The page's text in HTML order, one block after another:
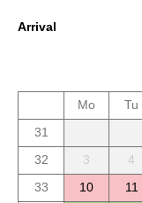
Arrival
Mo
Tu
31
32
3 4
33
10 11